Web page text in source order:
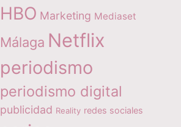
HBO Marketing Mediaset
Málaga Netflix
periodismo
periodismo digital
publicidad Reality redes sociales